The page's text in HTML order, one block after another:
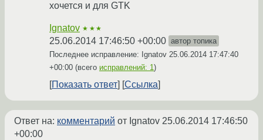
хочется и для GTK
Ignatov ★★★
25.06.2014 17:46:50 +00:00 автор топика
Последнее исправление: Ignatov 25.06.2014 17:47:40
+00:00 (всего исправлений: 1)
Показать ответ Ссылка
Ответ на: комментарий от Ignatov 25.06.2014 17:46:50
+00:00